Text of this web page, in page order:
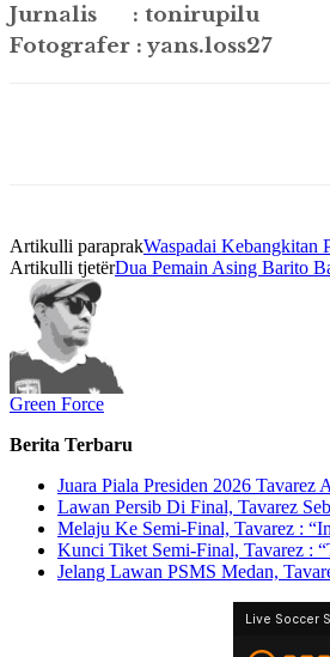
Jurnalis : tonirupilu
Fotografer : yans.loss27
Artikulli paraprakWaspadai Kebangkitan
Artikulli tjetërDua Pemain Asing Barito
Green Force
Berita Terbaru
Juara Piala Presiden 2026
Lawan Persib Di Final, Tavarez
Melaju Ke Semi-Final, Tavarez :
Kunci Tiket Semi-Final, Tavarez :
Jelang Lawan PSMS Medan,